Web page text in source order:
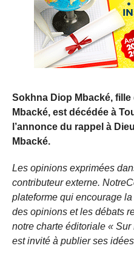
Sokhna Diop Mbacké,
Mbacké, est décédée à
l’annonce du rappel à
Mbacké.
Les opinions exprimées
contributeur externe.
plateforme qui encourage
des opinions et les débats
notre charte éditoriale «
est invité à publier ses